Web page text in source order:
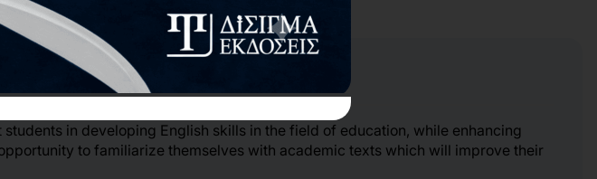
in developing English skills in the field of education, while enhancing
to familiarize themselves with academic texts which will improve their